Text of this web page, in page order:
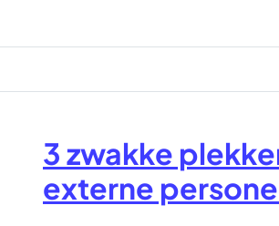
3 zwakke
externe